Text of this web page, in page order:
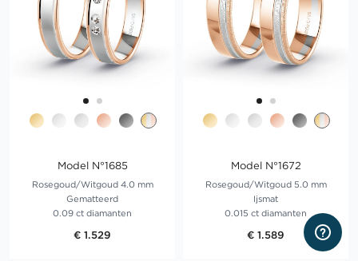
Model N°1685
Rosegoud/Witgoud 4.0 mm
Gematteerd
0.09 ct diamanten
€ 1.529
Model N°1672
Rosegoud/Witgoud 5.0 mm
Ijsmat
0.015 ct diamanten
€ 1.589